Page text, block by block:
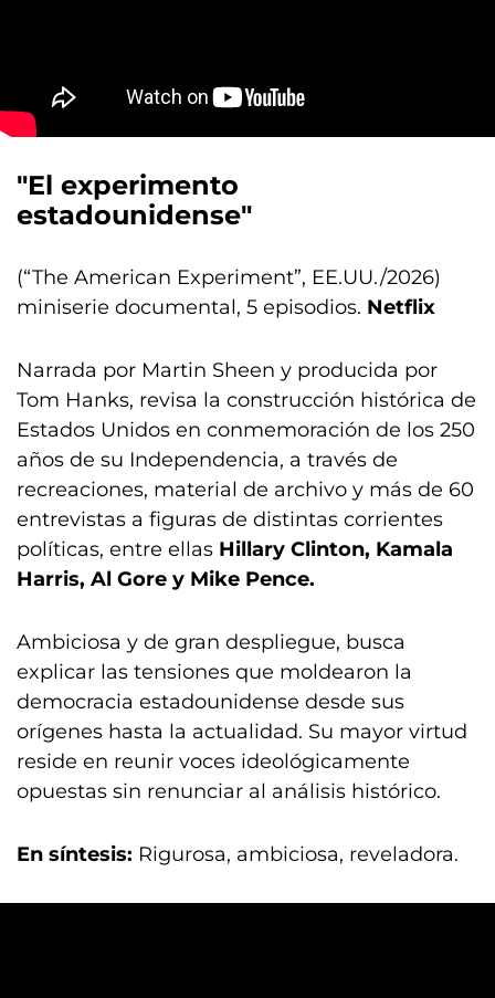
"El experimento
estadounidense"
(“The American Experiment”, EE.UU./2026)
miniserie documental, 5 episodios. Netflix
Narrada por Martin Sheen y producida por
Tom Hanks, revisa la construcción histórica de
Estados Unidos en conmemoración de los 250
años de su Independencia, a través de
recreaciones, material de archivo y más de 60
entrevistas a figuras de distintas corrientes
políticas, entre ellas Hillary Clinton, Kamala
Harris, Al Gore y Mike Pence.
Ambiciosa y de gran despliegue, busca
explicar las tensiones que moldearon la
democracia estadounidense desde sus
orígenes hasta la actualidad. Su mayor virtud
reside en reunir voces ideológicamente
opuestas sin renunciar al análisis histórico.
En síntesis: Rigurosa, ambiciosa, reveladora.